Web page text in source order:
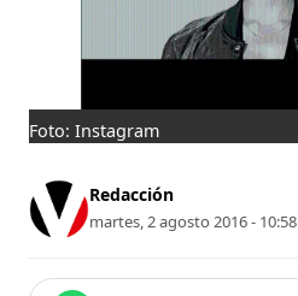
Foto: Instagram
Redacción
martes, 2 agosto 2016 - 10:58